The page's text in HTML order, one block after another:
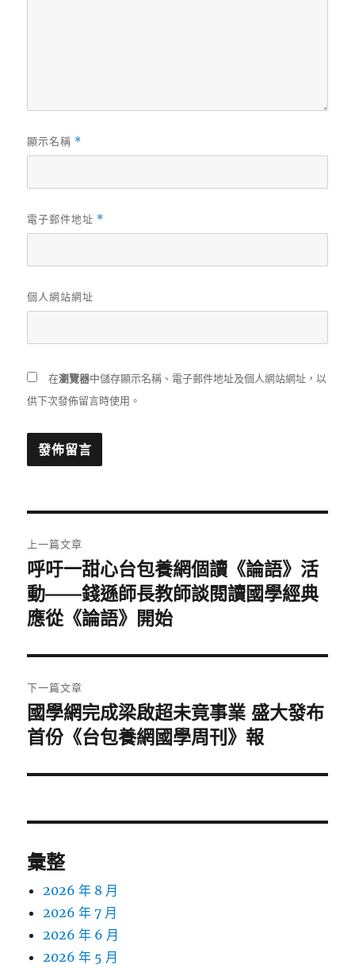
顯示名稱 *
電子郵件地址 *
個人網站網址
在瀏覽器中儲存顯示名稱、電子郵件地址及個人網站網址，以
供下次發佈留言時使用。
章
導
覽
上一篇文章
上
一
篇
章:
呼吁一甜心台包養網個讀《論語》活
動——錢遜師長教師談閱讀國學經典
應從《論語》開始
下一篇文章
下
一
文
國學網完成梁啟超未竟事業 盛大發布
首份《台包養網國學周刊》報
彙整
2026 年 8 月
2026 年 7 月
2026 年 6 月
2026 年 5 月